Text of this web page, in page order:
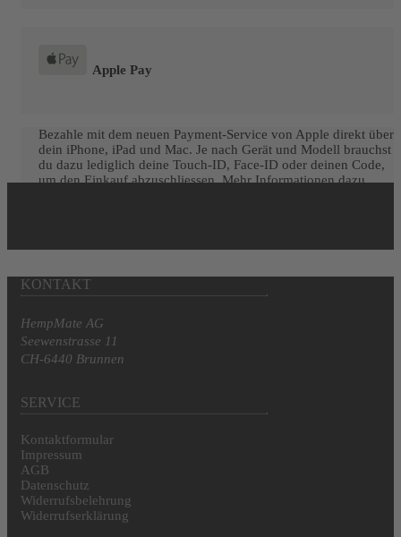
Apple Pay
Bezahle mit dem neuen Payment-Service von Apple direkt über
dein iPhone, iPad und Mac. Je nach Gerät und Modell brauchst
du dazu lediglich deine Touch-ID, Face-ID oder deinen Code,
um den Einkauf abzuschliessen. Mehr Informationen dazu
KONTAKT
HempMate AG
Seewenstrasse 11
CH-6440 Brunnen
SERVICE
Kontaktformular
Impressum
AGB
Datenschutz
Widerrufsbelehrung
Widerrufserklärung